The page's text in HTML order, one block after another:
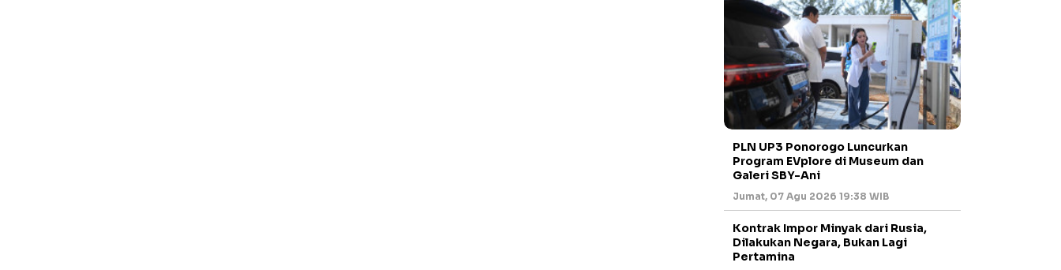
PLN UP3 Ponorogo Luncurkan
Program EVplore di Museum dan
Galeri SBY-Ani
Jumat, 07 Agu 2026 19:38 WIB
Kontrak Impor Minyak dari Rusia,
Dilakukan Negara, Bukan Lagi
Pertamina